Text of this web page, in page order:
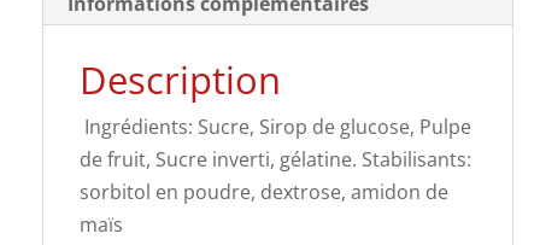
Description
Ingrédients: Sucre, Sirop de glucose, Pulpe
de fruit, Sucre inverti, gélatine. Stabilisants:
sorbitol en poudre, dextrose, amidon de
maïs